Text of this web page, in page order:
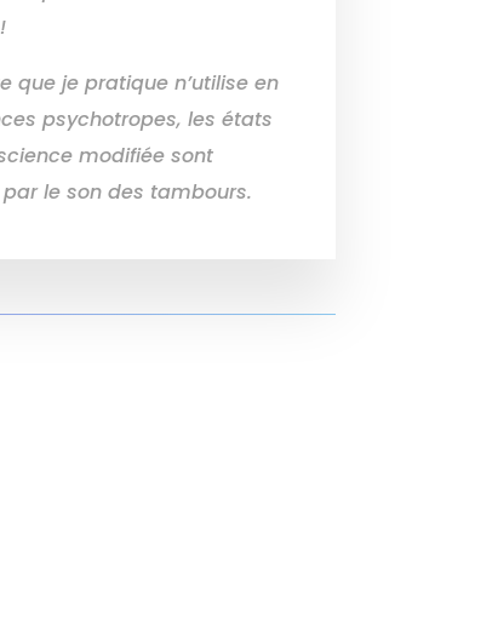
que je pratique n’utilise en
psychotropes, les états
modifiée sont
le son des tambours.